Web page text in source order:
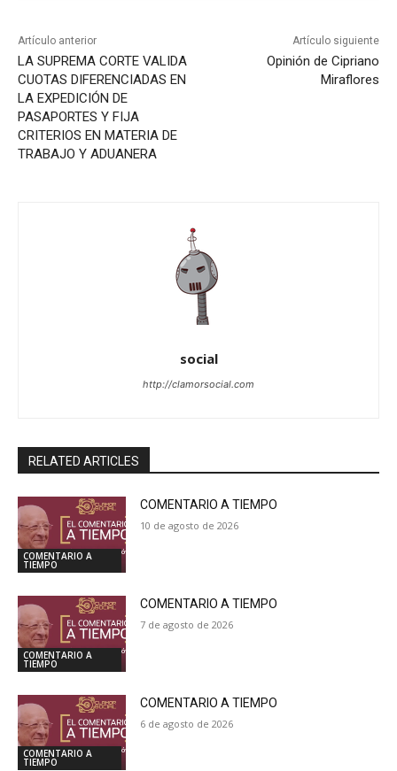
Artículo anterior
LA SUPREMA CORTE VALIDA
CUOTAS DIFERENCIADAS EN
LA EXPEDICIÓN DE
PASAPORTES Y FIJA
CRITERIOS EN MATERIA DE
TRABAJO Y ADUANERA
Artículo siguiente
Opinión de Cipriano
Miraflores
social
http://clamorsocial.com
RELATED ARTICLES
COMENTARIO A
TIEMPO
COMENTARIO A TIEMPO
10 de agosto de 2026
COMENTARIO A
TIEMPO
COMENTARIO A TIEMPO
7 de agosto de 2026
COMENTARIO A
TIEMPO
COMENTARIO A TIEMPO
6 de agosto de 2026